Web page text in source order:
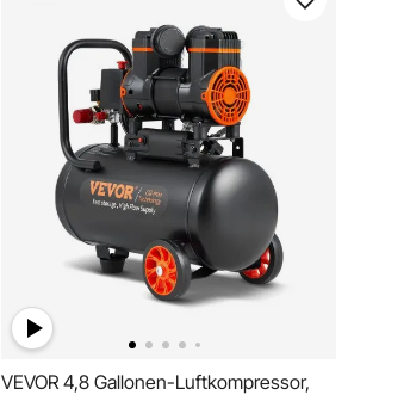
VEVOR 4,8 Gallonen-Luftkompressor,